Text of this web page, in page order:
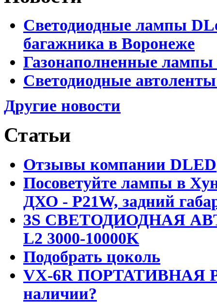
Светодиодные лампы
багажника в Воронеже
Газонаполненные
Светодиодные
Другие новости
Статьи
Отзывы компании DLED
Посоветуйте лампы в
ДХО - P21W, задний
3S СВЕТОДИОДНАЯ
L2 3000-10000K
Подобрать цоколь
VX-6R ПОРТАТИВНАЯ
наличии?